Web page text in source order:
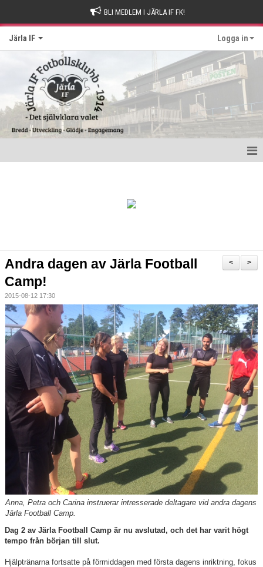
BLI MEDLEM I JÄRLA IF FK!
Järla IF Logga in
Verksamheten
Trygg förening
Vårdnadshavare
Sponsorer
Utbildningar
Stipendier
Styrelse och Årsmöte
Kalender
Kvalitetsklubb
>
<
Andra dagen av Järla Football
Camp!
2015-08-12 17:30
Anna, Petra och Carina instruerar intresserade deltagare vid andra dagens
Järla Football Camp.
Dag 2 av Järla Football Camp är nu avslutad, och det har varit högt
tempo från början till slut.
Hjälptränarna fortsatte på förmiddagen med första dagens inriktning, fokus